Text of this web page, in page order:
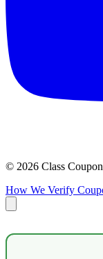
© 2026 Class
How We Verify